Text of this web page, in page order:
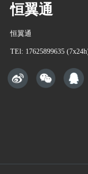
恒翼通
恒翼通
TEl: 17625899635